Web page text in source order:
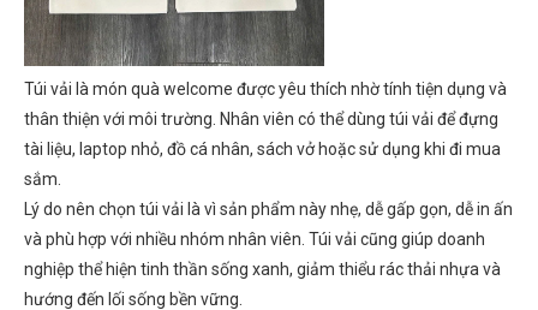
Túi vải là món quà welcome được yêu thích nhờ tính tiện dụng và
thân thiện với môi trường. Nhân viên có thể dùng túi vải để đựng
tài liệu, laptop nhỏ, đồ cá nhân, sách vở hoặc sử dụng khi đi mua
sắm.
Lý do nên chọn túi vải là vì sản phẩm này nhẹ, dễ gấp gọn, dễ in ấn
và phù hợp với nhiều nhóm nhân viên. Túi vải cũng giúp doanh
nghiệp thể hiện tinh thần sống xanh, giảm thiểu rác thải nhựa và
hướng đến lối sống bền vững.